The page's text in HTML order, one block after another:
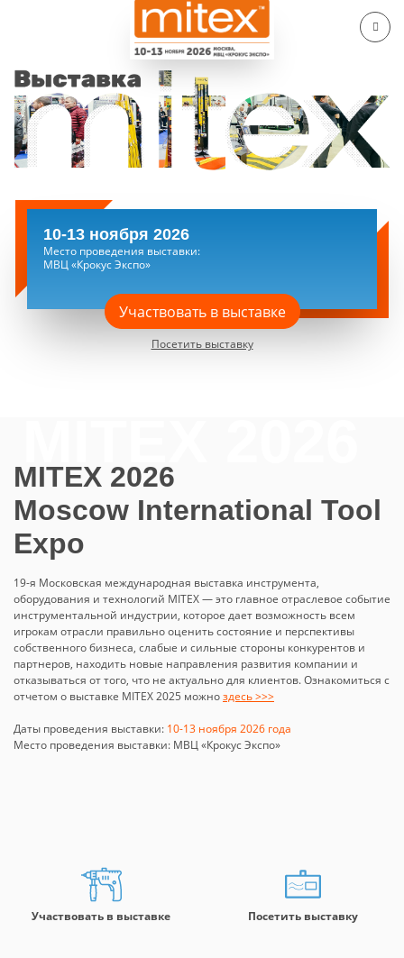
10-13 ноября 2026
Место проведения выставки:
МВЦ «Крокус Экспо»
Участвовать в выставке
Посетить выставку
MITEX 2026
Moscow International Tool
Expo
19-я Московская международная выставка инструмента,
оборудования и технологий MITEX — это главное отраслевое событие
инструментальной индустрии, которое дает возможность всем
игрокам отрасли правильно оценить состояние и перспективы
собственного бизнеса, слабые и сильные стороны конкурентов и
партнеров, находить новые направления развития компании и
отказываться от того, что не актуально для клиентов. Ознакомиться с
отчетом о выставке MITEX 2025 можноздесь >>>
Даты проведения выставки: 10-13 ноября 2026 года
Место проведения выставки: МВЦ «Крокус Экспо»
Участвовать в выставке Посетить выставку